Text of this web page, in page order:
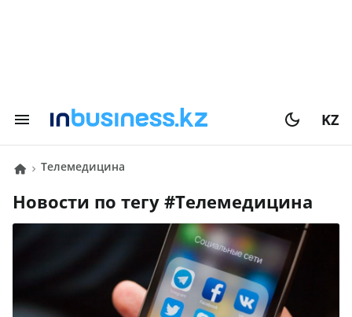
KZ
телемедицина
Новости по тегу # телемедицина